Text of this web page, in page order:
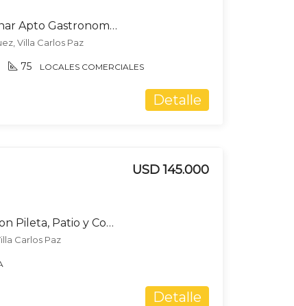
Local comercial a estrenar Apto Gastronomía en alquiler
Villa Carlos Paz
75 LOCALES COMERCIALES
Detalle
Dúplex 2 Dormitorios con Pileta, Patio y Cochera – Sol y Lago, Carlos Paz
USD 145.000
Carlos Paz
Detalle